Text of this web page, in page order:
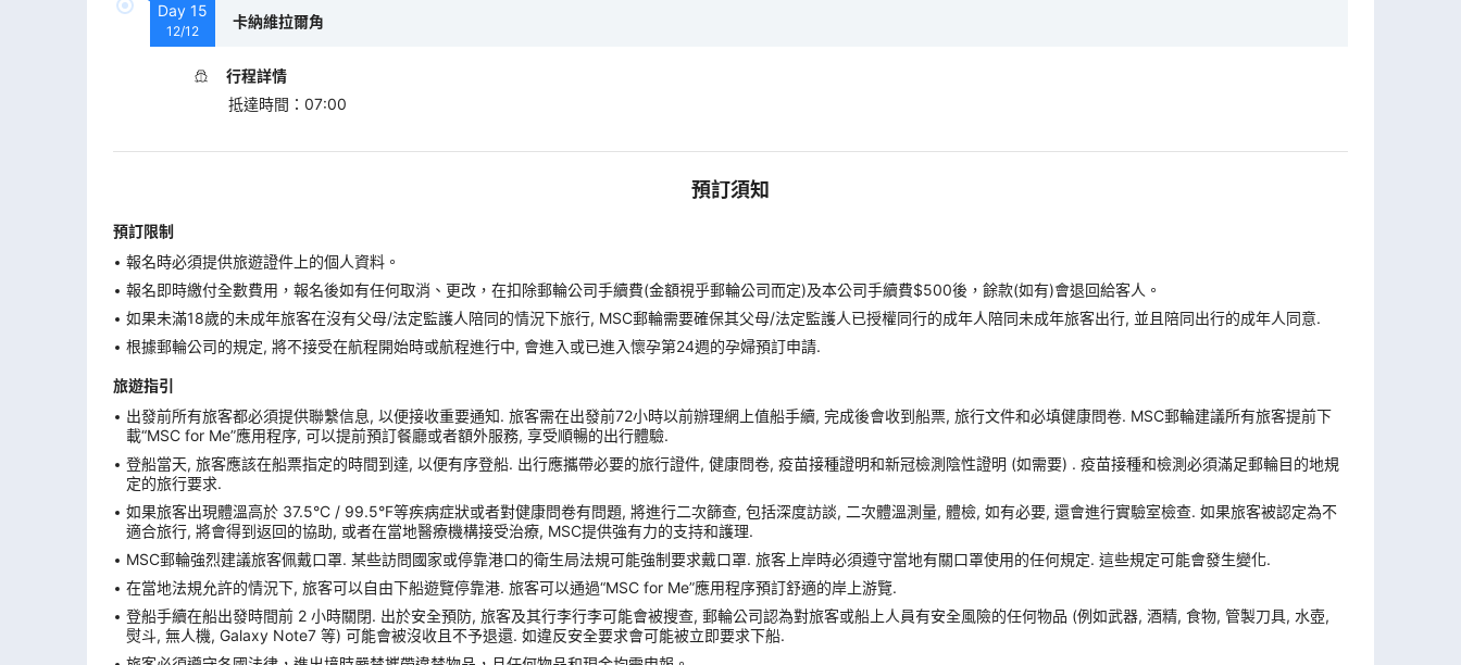
Day 15
12/12
卡納維拉爾角
行程詳情
抵達時間 ： 07:00
預訂須知
預訂限制
報名時必須提供旅遊證件上的個人資料。
報名即時繳付全數費用，報名後如有任何取消、更改，在扣除郵輪公司手續費(金額視乎郵輪公司而定)及本公司手續費$500後，餘款(如有)會退回給客人。
如果未滿18歲的未成年旅客在沒有父母/法定監護人陪同的情況下旅行, MSC郵輪需要確保其父母/法定監護人已授權同行的成年人陪同未成年旅客出行, 並且陪同出行的成年人同意.
根據郵輪公司的規定, 將不接受在航程開始時或航程進行中, 會進入或已進入懷孕第24週的孕婦預訂申請.
旅遊指引
出發前所有旅客都必須提供聯繫信息, 以便接收重要通知. 旅客需在出發前72小時以前辦理網上值船手續, 完成後會收到船票, 旅行文件和必填健康問卷. MSC郵輪建議所有旅客提前下
載“MSC for Me”應用程序, 可以提前預訂餐廳或者額外服務, 享受順暢的出行體驗.
登船當天, 旅客應該在船票指定的時間到達, 以便有序登船. 出行應攜帶必要的旅行證件, 健康問卷, 疫苗接種證明和新冠檢測陰性證明 (如需要) . 疫苗接種和檢測必須滿足郵輪目的地規
定的旅行要求.
如果旅客出現體溫高於 37.5°C / 99.5°F等疾病症狀或者對健康問卷有問題, 將進行二次篩查, 包括深度訪談, 二次體溫測量, 體檢, 如有必要, 還會進行實驗室檢查. 如果旅客被認定為不
適合旅行, 將會得到返回的協助, 或者在當地醫療機構接受治療, MSC提供強有力的支持和護理.
MSC郵輪強烈建議旅客佩戴口罩. 某些訪問國家或停靠港口的衛生局法規可能強制要求戴口罩. 旅客上岸時必須遵守當地有關口罩使用的任何規定. 這些規定可能會發生變化.
在當地法規允許的情況下, 旅客可以自由下船遊覽停靠港. 旅客可以通過“MSC for Me”應用程序預訂舒適的岸上游覽.
登船手續在船出發時間前 2 小時關閉. 出於安全預防, 旅客及其行李行李可能會被搜查, 郵輪公司認為對旅客或船上人員有安全風險的任何物品 (例如武器, 酒精, 食物, 管製刀具, 水壺,
熨斗, 無人機, Galaxy Note7 等) 可能會被沒收且不予退還. 如違反安全要求會可能被立即要求下船.